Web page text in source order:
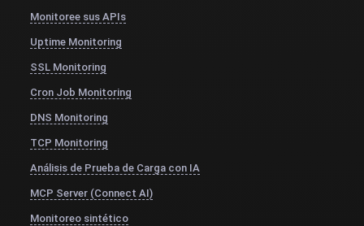
Monitoree sus APIs
Uptime Monitoring
SSL Monitoring
Cron Job Monitoring
DNS Monitoring
TCP Monitoring
Análisis de Prueba de Carga con IA
MCP Server (Connect AI)
Monitoreo sintético